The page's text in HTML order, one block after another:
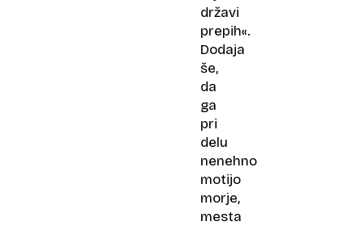
državi
prepih«.
Dodaja
še,
da
ga
pri
delu
nenehno
motijo
morje,
mesta